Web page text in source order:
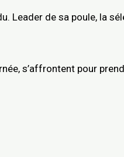
de sa poule,
s’affrontent pour